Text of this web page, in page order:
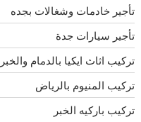
تأجير خادمات وشغالات بجده
تأجير سيارات جدة
تركيب اثاث ايكيا بالدمام والخبر
تركيب المنيوم بالرياض
تركيب باركيه الخبر